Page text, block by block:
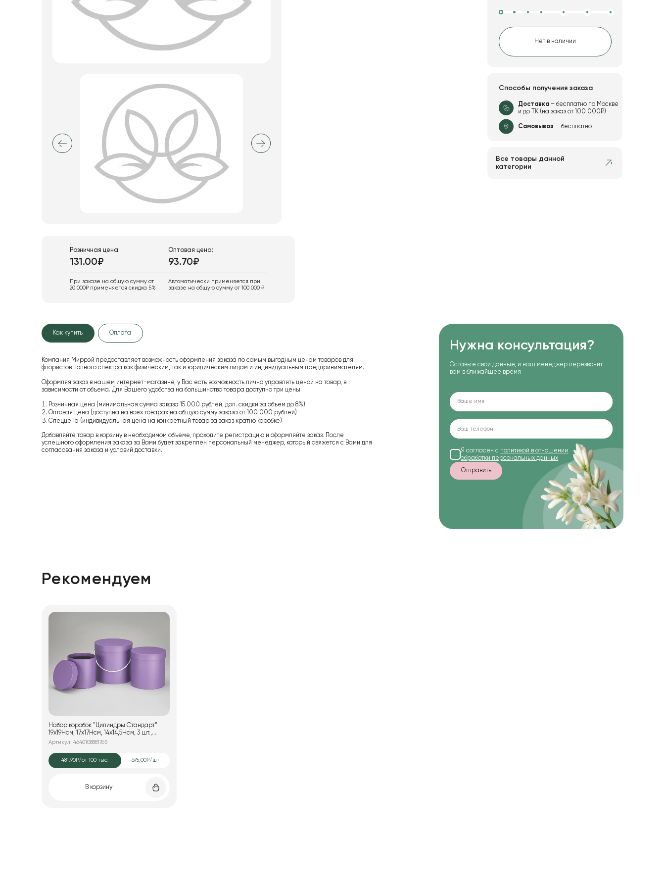
Искусственные цветы и растения
Декоративные вазы, кашпо
Розничная цена:
131.00₽
При заказе на общую сумму от
20 000₽ применяется скидка 5%
Оптовая цена:
93.70₽
Автоматически применяется при
заказе на общую сумму от 100 000 ₽
Нет в наличии
Способы получения заказа
Доставка– бесплатно по Москве
и до ТК (на заказ от 100 000₽)
Самовывоз— бесплатно
Все товары данной
категории
Как купить Оплата
Компания Миррэй предоставляет возможность оформления заказа по самым выгодным ценам товаров для
флористов полного спектра как физическим, так и юридическим лицам и индивидуальным предпринимателям.
Оформляя заказ в нашем интернет-магазине, у Вас есть возможность лично управлять ценой на товар, в
зависимости от объема. Для Вашего удобства на большинство товара доступно три цены:
Розничная цена (минимальная сумма заказа 15 000 рублей, доп. скидки за объем до 8%)
Оптовая цена (доступна на всех товарах на общую сумму заказа от 100 000 рублей)
Спеццена (индивидуальная цена на конкретный товар за заказ кратно коробке)
Добавляйте товар в корзину в необходимом объеме, проходите регистрацию и оформляйте заказ. После
успешного оформления заказа за Вами будет закреплен персональный менеджер, который свяжется с Вами для
согласования заказа и условий доставки.
Нужна консультация?
Оставьте свои данные, и наш менеджер перезвонит
вам в ближайшее время
Я согласен с политикой в отношении
обработки персональных данных
Отправить
Рекомендуем
Набор коробок "Цилиндры Стандарт"
19x19Hсм, 17x17Hсм, 14x14,5Hсм, 3 шт.,
сиреневый
Артикул: 4640108881765
481.90₽/от 100 тыс. 675.00₽/шт
В корзину